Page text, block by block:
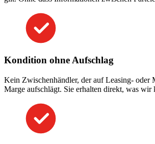
Kondition ohne Aufschlag
Kein Zwischenhändler, der auf Leasing- oder
Marge aufschlägt. Sie erhalten direkt, was wir